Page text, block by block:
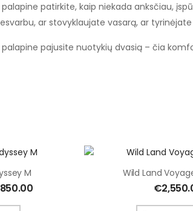
palapine patirkite, kaip niekada anksčiau,
ar stovyklaujate vasarą, ar
palapine pajusite nuotykių dvasią – čia
M Wild Land
€